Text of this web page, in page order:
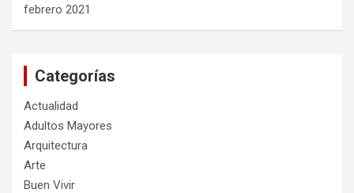
febrero 2021
Categorías
Actualidad
Adultos Mayores
Arquitectura
Arte
Buen Vivir